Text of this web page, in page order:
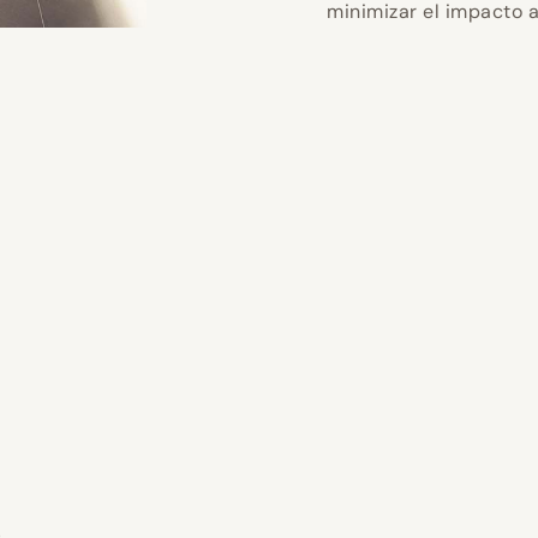
minimizar el impacto